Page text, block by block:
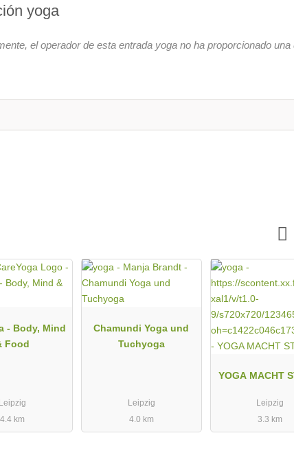
yoga
el operador de esta entrada yoga no ha proporcionado una
- Body, Mind
Food
Leipzig
4.4 km
Chamundi Yoga und
Tuchyoga
Leipzig
4.0 km
YOGA MACHT
Leipzig
3.3 km